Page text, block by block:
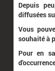
Rang
Affichage
Depuis
diffusées
Vous
souhaité à
Pour en